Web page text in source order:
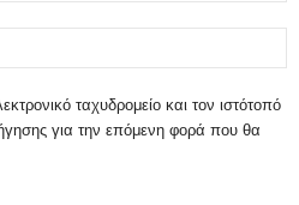
ταχυδρομείο και τον ιστότοπό
για την επόμενη φορά που θα